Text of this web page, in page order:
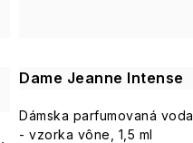
Dame Jeanne Intense
Dámska parfumovaná voda
- vzorka vône, 1,5 ml